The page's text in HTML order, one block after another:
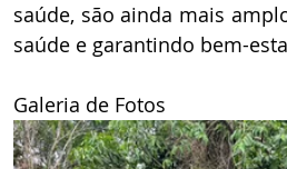
saúde, são ainda mais
saúde e garantindo bem-
Galeria de Fotos